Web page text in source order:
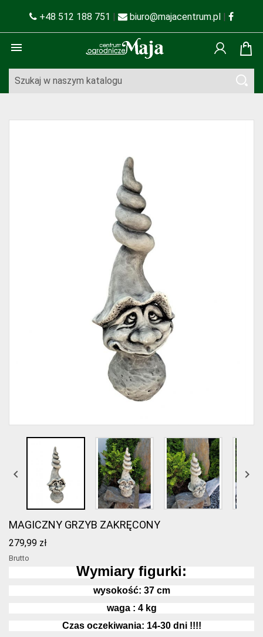
+48 512 188 751 | biuro@majacentrum.pl |

 
MAGICZNY GRZYB ZAKRĘCONY
279,99 zł
Brutto
Wymiary figurki:
wysokość: 37 cm
waga : 4 kg
Czas oczekiwania: 14-30 dni !!!!